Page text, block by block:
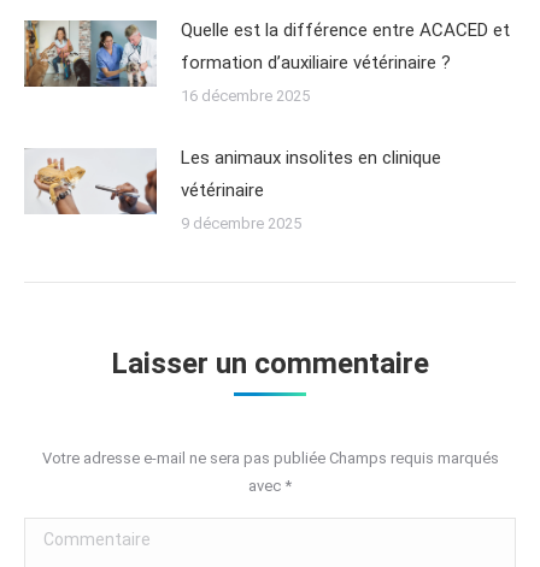
Quelle est la différence entre ACACED et
formation d’auxiliaire vétérinaire ?
16 décembre 2025
Les animaux insolites en clinique
vétérinaire
9 décembre 2025
Laisser un commentaire
Votre adresse e-mail ne sera pas publiée Champs requis marqués
avec *
Commentaire